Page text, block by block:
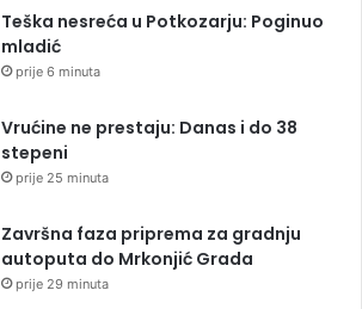
Teška nesreća u Potkozarju: Poginuo
mladić
prije 6 minuta
Vrućine ne prestaju: Danas i do 38
stepeni
prije 25 minuta
Završna faza priprema za gradnju
autoputa do Mrkonjić Grada
prije 29 minuta